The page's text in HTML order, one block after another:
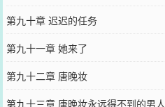
第九十章 迟迟的任务
第九十一章 她来了
第九十二章 唐晚妆
第九十三章 唐晚妆永远得不到的男人